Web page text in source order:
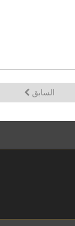
السابق